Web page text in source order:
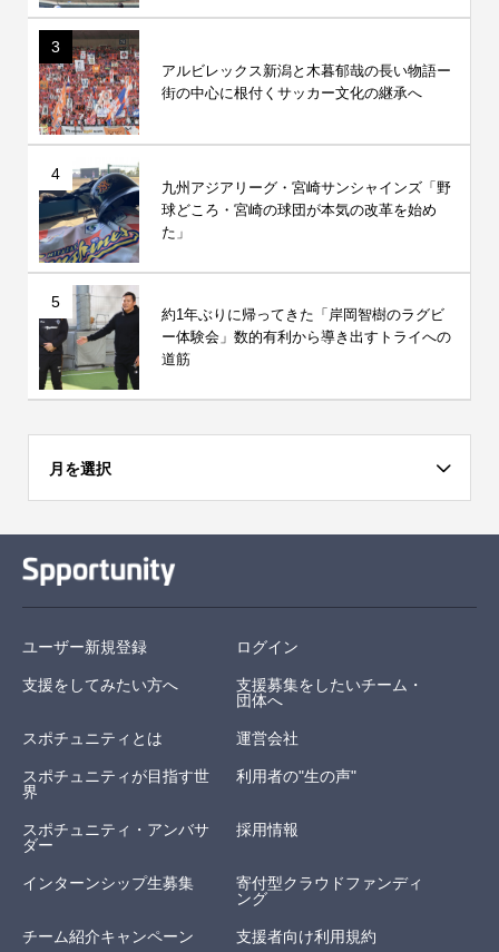
3
アルビレックス新潟と木暮郁哉の長い物語ー
街の中心に根付くサッカー文化の継承へ
4
九州アジアリーグ・宮崎サンシャインズ「野
球どころ・宮崎の球団が本気の改革を始め
た」
5
約1年ぶりに帰ってきた「岸岡智樹のラグビ
ー体験会」数的有利から導き出すトライへの
道筋
月を選択
ユーザー新規登録 ログイン
支援をしてみたい方へ
支援募集をしたいチーム・
団体へ
スポチュニティとは 運営会社
スポチュニティが目指す世
界
利用者の"生の声"
スポチュニティ・アンバサ
ダー
採用情報
インターンシップ生募集
寄付型クラウドファンディ
ング
チーム紹介キャンペーン 支援者向け利用規約